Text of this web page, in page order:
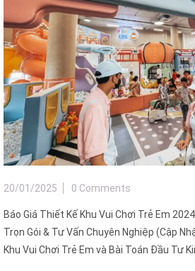
20/01/2025 0 Comments
Báo Giá Thiết Kế Khu Vui Chơi Trẻ Em
Trọn Gói & Tư Vấn Chuyên Nghiệp (Cập
Khu Vui Chơi Trẻ Em và Bài Toán Đầu Tư